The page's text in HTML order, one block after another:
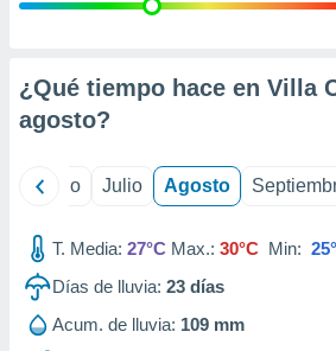
e
mediante
publicidad
de
¿Qué tiempo hace en Villa
agosto?
Junio Julio Agosto
T. Media: 27°C Max.: 30°C Min:
Días de lluvia: 23 días
Acum. de lluvia: 109 mm